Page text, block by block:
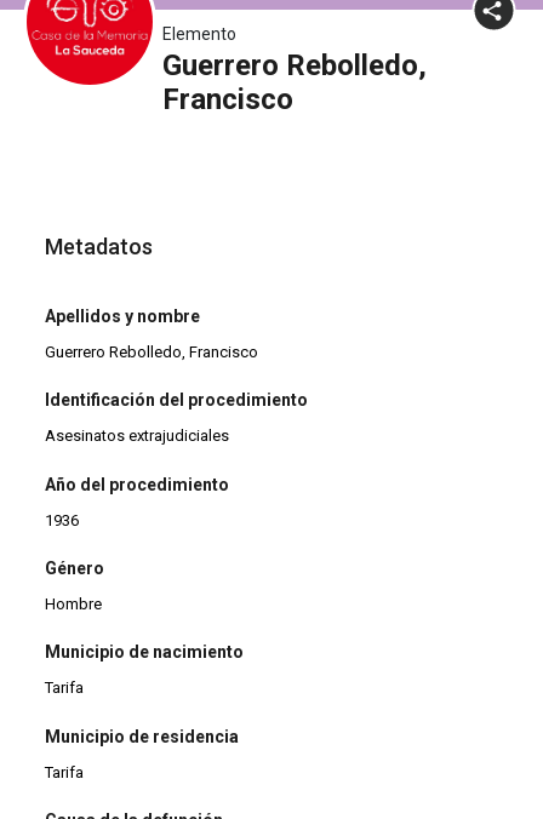
Elemento
Guerrero Rebolledo,
Francisco
Metadatos
Apellidos y nombre
Guerrero Rebolledo, Francisco
Identificación del procedimiento
Asesinatos extrajudiciales
Año del procedimiento
1936
Género
Hombre
Municipio de nacimiento
Tarifa
Municipio de residencia
Tarifa